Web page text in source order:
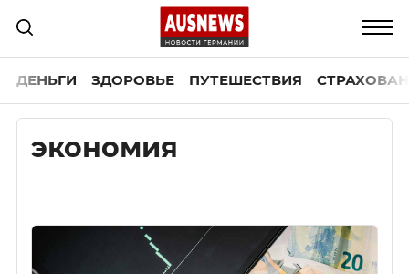
ДЕНЬГИ ЗДОРОВЬЕ ПУТЕШЕСТВИЯ
экономия